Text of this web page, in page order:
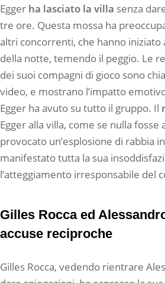
Egger ha lasciato la villa senza
tre ore. Questa mossa ha
altri concorrenti, che hanno iniziato
della notte, temendo il peggio. Le
dei suoi compagni di gioco sono
video, e mostrano l’impatto
Egger ha avuto su tutto il gruppo. Il
Egger alla villa, come se nulla fosse
provocato un’esplosione di rabbia
manifestato tutta la sua
l’atteggiamento irresponsabile del
Gilles Rocca ed
accuse reciproche
Gilles Rocca, vedendo rientrare